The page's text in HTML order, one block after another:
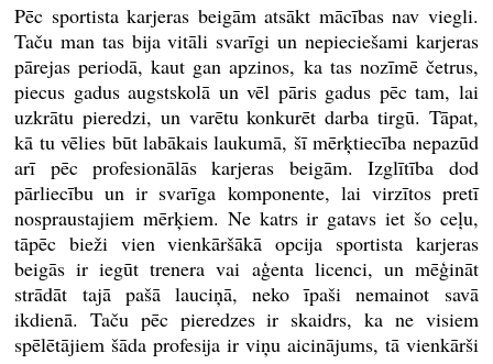
Pēc sportista karjeras beigām atsākt mācības nav viegli.
Taču man tas bija vitāli svarīgi un nepieciešami karjeras
pārejas periodā, kaut gan apzinos, ka tas nozīmē četrus,
piecus gadus augstskolā un vēl pāris gadus pēc tam, lai
uzkrātu pieredzi, un varētu konkurēt darba tirgū. Tāpat,
kā tu vēlies būt labākais laukumā, šī mērķtiecība nepazūd
arī pēc profesionālās karjeras beigām. Izglītība dod
pārliecību un ir svarīga komponente, lai virzītos pretī
nospraustajiem mērķiem. Ne katrs ir gatavs iet šo ceļu,
tāpēc bieži vien vienkāršākā opcija sportista karjeras
beigās ir iegūt trenera vai aģenta licenci, un mēģināt
strādāt tajā pašā lauciņā, neko īpaši nemainot savā
ikdienā. Taču pēc pieredzes ir skaidrs, ka ne visiem
spēlētājiem šāda profesija ir viņu aicinājums, tā vienkārši